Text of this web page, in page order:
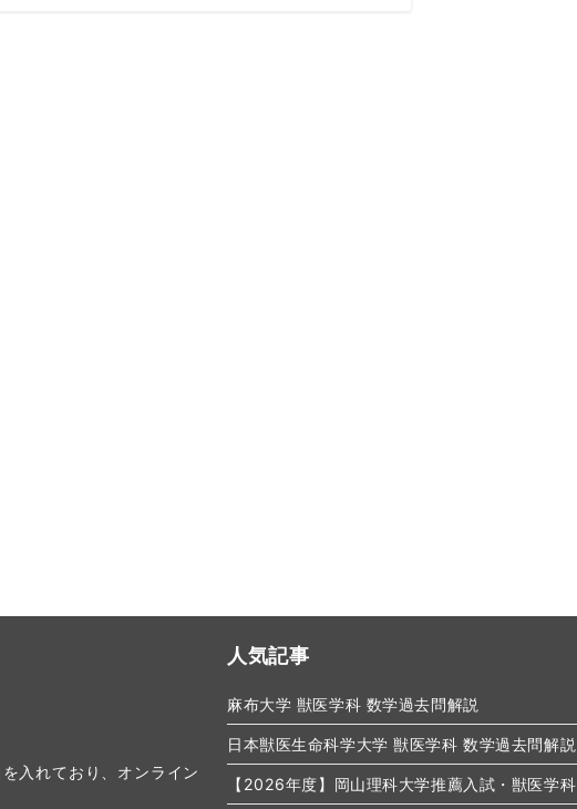
入れており、オンライン
人気記事
麻布大学 獣医学科 数学過去問解説
日本獣医生命科学大学 獣医学科 数学過去問解説
【2026年度】岡山理科大学推薦入試・獣医学科